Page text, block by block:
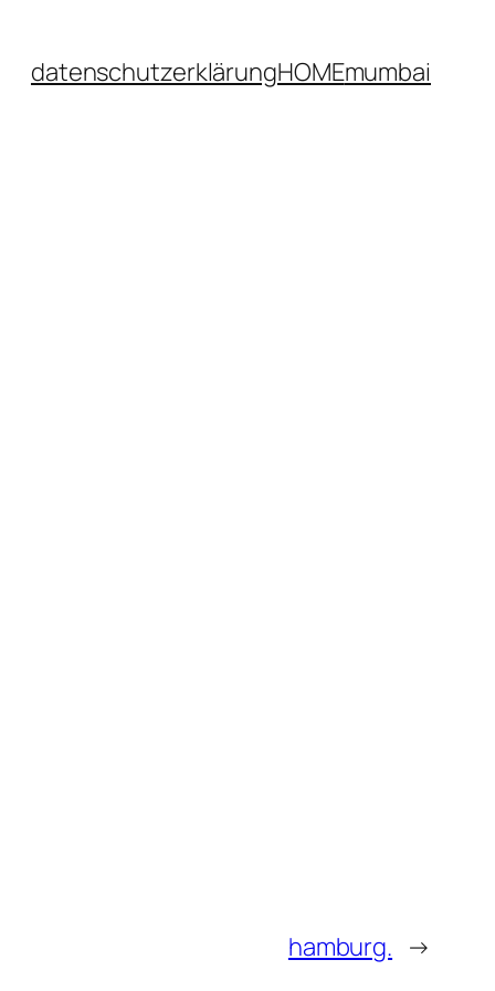
datenschutzerklärungHOMEmumbai
hamburg. →